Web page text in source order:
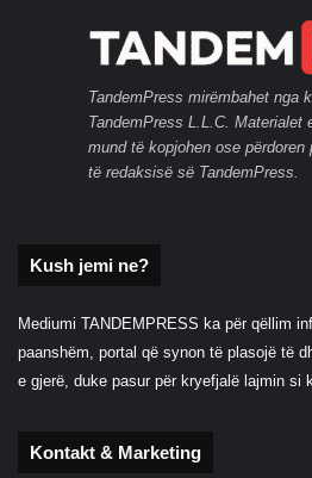
TandemPress mirëmbahet nga
TandemPress L.L.C. Materialet
mund të kopjohen ose përdoren
të redaksisë së TandemPress.
Kush jemi ne?
Mediumi TANDEMPRESS ka për qëllim
paanshëm, portal që synon të plasojë të
e gjerë, duke pasur për kryefjalë lajmin si
Kontakt & Marketing